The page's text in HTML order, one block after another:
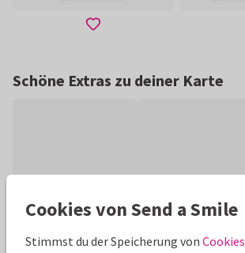
Schöne Extras zu deiner Karte
Cookies von Send a Smile
Stimmst du der Speicherung von Cookies